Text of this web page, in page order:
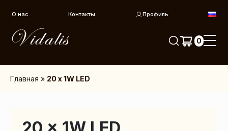
О нас Контакты Профиль
0
Главная » 20 x 1W LED